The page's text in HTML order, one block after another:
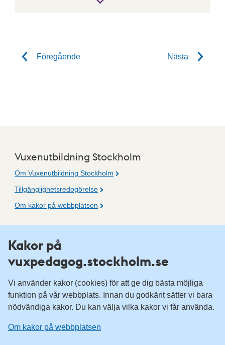
Föregående Nästa
Vuxenutbildning Stockholm
Om Vuxenutbildning Stockholm
Tillgänglighetsredogörelse
Om kakor på webbplatsen
Fler resurser
Vuxenutbildning Stockholm
Information för leverantörsskolor
Sociala medier
Kakor på
vuxpedagog.stockholm.se
Vi använder kakor (cookies) för att ge dig bästa möjliga
funktion på vår webbplats. Innan du godkänt sätter vi bara
nödvändiga kakor. Du kan välja vilka kakor vi får använda.
Om kakor på webbplatsen